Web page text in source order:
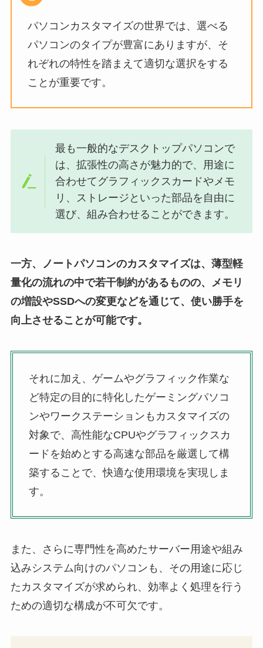
パソコンカスタマイズの世界では、選べる
パソコンのタイプが豊富にありますが、そ
れぞれの特性を踏まえて適切な選択をする
ことが重要です。
最も一般的なデスクトップパソコンで
は、拡張性の高さが魅力的で、用途に
合わせてグラフィックスカードやメモ
リ、ストレージといった部品を自由に
選び、組み合わせることができます。
一方、ノートパソコンのカスタマイズは、薄型軽
量化の流れの中で若干制約があるものの、メモリ
の増設やSSDへの変更などを通じて、使い勝手を
向上させることが可能です。
それに加え、ゲームやグラフィック作業な
ど特定の目的に特化したゲーミングパソコ
ンやワークステーションもカスタマイズの
対象で、高性能なCPUやグラフィックスカ
ードを始めとする高速な部品を厳選して構
築することで、快適な使用環境を実現しま
す。
また、さらに専門性を高めたサーバー用途や組み
込みシステム向けのパソコンも、その用途に応じ
たカスタマイズが求められ、効率よく処理を行う
ための適切な構成が不可欠です。